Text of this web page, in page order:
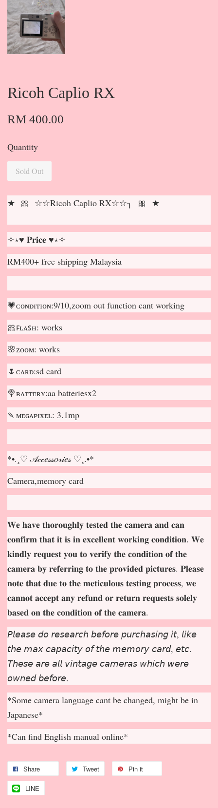
Ricoh Caplio RX
RM 400.00
Quantity
Sold Out
★ 🎀 ☆☆Ricoh Caplio RX☆☆╮ 🎀 ★
✧⋆♥ 𝐏𝐫𝐢𝐜𝐞 ♥⋆✧
RM400+ free shipping Malaysia
💗ᴄᴏɴᴅɪᴛɪᴏɴ:9/10,zoom out function cant working
🎀ꜰʟᴀꜱʜ: works
🌸ᴢᴏᴏᴍ: works
🌷ᴄᴀʀᴅ:sd card
🍭ʙᴀᴛᴛᴇʀʏ:aa batteriesx2
🍡ᴍᴇɢᴀᴘɪxᴇʟ: 3.1mp
*•.¸♡ 𝒜𝒸𝒸𝑒𝓈𝓈𝑜𝓇𝒾𝑒𝓈 ♡¸.•*
Camera,memory card
𝐖𝐞 𝐡𝐚𝐯𝐞 𝐭𝐡𝐨𝐫𝐨𝐮𝐠𝐡𝐥𝐲 𝐭𝐞𝐬𝐭𝐞𝐝 𝐭𝐡𝐞 𝐜𝐚𝐦𝐞𝐫𝐚 𝐚𝐧𝐝 𝐜𝐚𝐧
𝐜𝐨𝐧𝐟𝐢𝐫𝐦 𝐭𝐡𝐚𝐭 𝐢𝐭 𝐢𝐬 𝐢𝐧 𝐞𝐱𝐜𝐞𝐥𝐥𝐞𝐧𝐭 𝐰𝐨𝐫𝐤𝐢𝐧𝐠 𝐜𝐨𝐧𝐝𝐢𝐭𝐢𝐨𝐧. 𝐖𝐞
𝐤𝐢𝐧𝐝𝐥𝐲 𝐫𝐞𝐪𝐮𝐞𝐬𝐭 𝐲𝐨𝐮 𝐭𝐨 𝐯𝐞𝐫𝐢𝐟𝐲 𝐭𝐡𝐞 𝐜𝐨𝐧𝐝𝐢𝐭𝐢𝐨𝐧 𝐨𝐟 𝐭𝐡𝐞
𝐜𝐚𝐦𝐞𝐫𝐚 𝐛𝐲 𝐫𝐞𝐟𝐞𝐫𝐫𝐢𝐧𝐠 𝐭𝐨 𝐭𝐡𝐞 𝐩𝐫𝐨𝐯𝐢𝐝𝐞𝐝 𝐩𝐢𝐜𝐭𝐮𝐫𝐞𝐬. 𝐏𝐥𝐞𝐚𝐬𝐞
𝐧𝐨𝐭𝐞 𝐭𝐡𝐚𝐭 𝐝𝐮𝐞 𝐭𝐨 𝐭𝐡𝐞 𝐦𝐞𝐭𝐢𝐜𝐮𝐥𝐨𝐮𝐬 𝐭𝐞𝐬𝐭𝐢𝐧𝐠 𝐩𝐫𝐨𝐜𝐞𝐬𝐬, 𝐰𝐞
𝐜𝐚𝐧𝐧𝐨𝐭 𝐚𝐜𝐜𝐞𝐩𝐭 𝐚𝐧𝐲 𝐫𝐞𝐟𝐮𝐧𝐝 𝐨𝐫 𝐫𝐞𝐭𝐮𝐫𝐧 𝐫𝐞𝐪𝐮𝐞𝐬𝐭𝐬 𝐬𝐨𝐥𝐞𝐥𝐲
𝐛𝐚𝐬𝐞𝐝 𝐨𝐧 𝐭𝐡𝐞 𝐜𝐨𝐧𝐝𝐢𝐭𝐢𝐨𝐧 𝐨𝐟 𝐭𝐡𝐞 𝐜𝐚𝐦𝐞𝐫𝐚.
𝘗𝘭𝘦𝘢𝘴𝘦 𝘥𝘰 𝘳𝘦𝘴𝘦𝘢𝘳𝘤𝘩 𝘣𝘦𝘧𝘰𝘳𝘦 𝘱𝘶𝘳𝘤𝘩𝘢𝘴𝘪𝘯𝘨 𝘪𝘵, 𝘭𝘪𝘬𝘦
𝘵𝘩𝘦 𝘮𝘢𝘹 𝘤𝘢𝘱𝘢𝘤𝘪𝘵𝘺 𝘰𝘧 𝘵𝘩𝘦 𝘮𝘦𝘮𝘰𝘳𝘺 𝘤𝘢𝘳𝘥, 𝘦𝘵𝘤.
𝘛𝘩𝘦𝘴𝘦 𝘢𝘳𝘦 𝘢𝘭𝘭 𝘷𝘪𝘯𝘵𝘢𝘨𝘦 𝘤𝘢𝘮𝘦𝘳𝘢𝘴 𝘸𝘩𝘪𝘤𝘩 𝘸𝘦𝘳𝘦
𝘰𝘸𝘯𝘦𝘥 𝘣𝘦𝘧𝘰𝘳𝘦.
*Some camera language cant be changed, might be in
Japanese*
*Can find English manual online*
Share Tweet Pin it
LINE